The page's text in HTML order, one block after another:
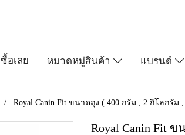
ซื้อเลย หมวดหมู่สินค้า แบรนด์
Royal Canin Fit ขนาดถุง ( 400 กรัม , 2 กิโลกรัม
Royal Canin Fit ข